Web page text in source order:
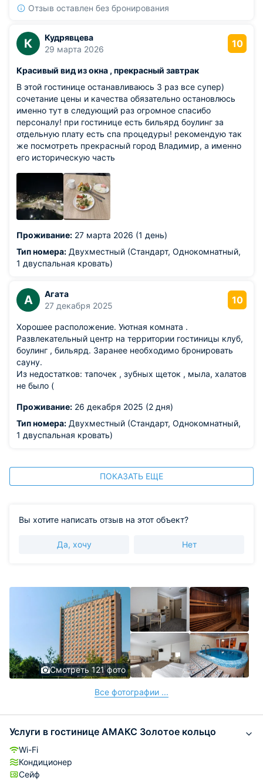
Отзыв оставлен без бронирования
К
Кудрявцева
29 марта 2026
10
Красивый вид из окна , прекрасный завтрак
В этой гостинице останавливаюсь 3 раз все супер)
сочетание цены и качества обязательно остановлюсь
именно тут в следующий раз огромное спасибо
персоналу! при гостинице есть бильярд боулинг за
отдельную плату есть спа процедуры! рекомендую так
же посмотреть прекрасный город Владимир, а именно
его историческую часть
Проживание: 27 марта 2026 (1 день)
Тип номера: Двухместный (Стандарт, Однокомнатный,
1 двуспальная кровать)
А
Агата
27 декабря 2025
10
Хорошее расположение. Уютная комната .
Развлекательный центр на территории гостиницы клуб,
боулинг , бильярд. Заранее необходимо бронировать
сауну.
Из недостатков: тапочек , зубных щеток , мыла, халатов
не было (
Проживание: 26 декабря 2025 (2 дня)
Тип номера: Двухместный (Стандарт, Однокомнатный,
1 двуспальная кровать)
ПОКАЗАТЬ ЕЩЕ
Вы хотите написать отзыв на этот объект?
Да, хочу Нет
Смотреть 121 фото
Все фотографии ...
Услуги в гостинице АМАКС Золотое кольцо
Wi-Fi
Кондиционер
Сейф